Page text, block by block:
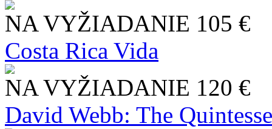
NA VYŽIADANIE 105 €
Costa Rica Vida
NA VYŽIADANIE 120 €
David Webb: The